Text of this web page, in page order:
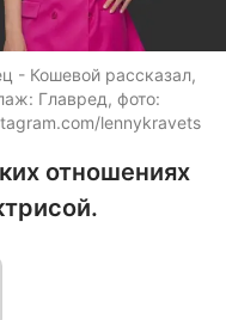
- Кошевой рассказал,
Главред, фото:
lennykravets
отношениях